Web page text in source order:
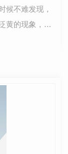
候不难发现，
黄的现象，义